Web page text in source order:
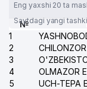
Eng yaxshi 20 ta
Saytdagi yangi
№
1
2
3
4
5